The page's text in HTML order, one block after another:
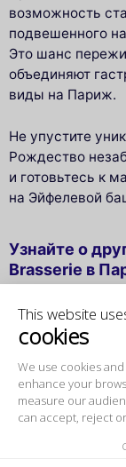
This website
cookies
We use cookies
enhance your
measure our
can accept, reject
возможность
подвешенного
Это шанс
объединяют
виды на Париж.
Не упустите
Рождество
и готовьтесь к
на Эйфелевой
Узнайте о
Brasserie в
также
декабря ,
провести
время. В
гостей наобеды
французскую
Париж. Каждое